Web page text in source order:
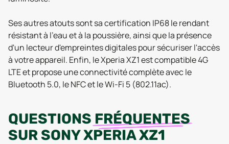
Ses autres atouts sont sa certification IP68 le rendant
résistant à l'eau et à la poussière, ainsi que la présence
d'un lecteur d'empreintes digitales pour sécuriser l'accès
à votre appareil. Enfin, le Xperia XZ1 est compatible 4G
LTE et propose une connectivité complète avec le
Bluetooth 5.0, le NFC et le Wi-Fi 5 (802.11ac).
QUESTIONS FRÉQUENTES
SURSONY XPERIA XZ1